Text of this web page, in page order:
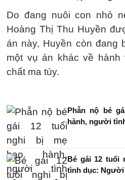
Do đang nuôi con nhỏ
Hoàng Thị Thu Huyền
án này, Huyền còn đang
một vụ án khác về hành
chất ma túy.
Phẫn nộ bé
hành, người
Bé gái 12 tuổi
tình dục: Người